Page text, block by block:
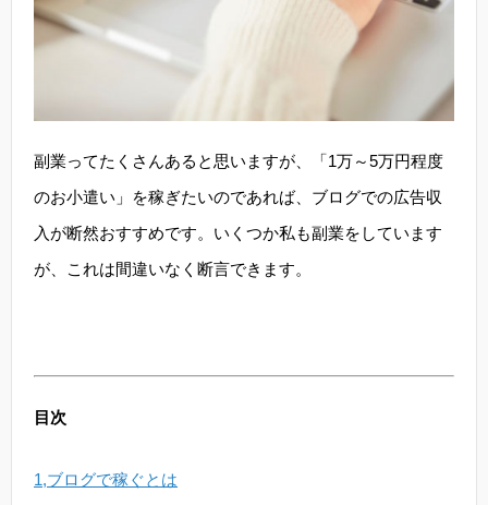
副業ってたくさんあると思いますが、「1万～5万円程度
のお小遣い」を稼ぎたいのであれば、ブログでの広告収
入が断然おすすめです。いくつか私も副業をしています
が、これは間違いなく断言できます。
目次
1,ブログで稼ぐとは